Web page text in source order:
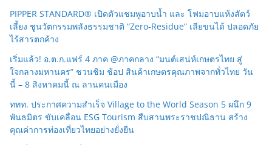
PIPPER STANDARD® เปิดตัวแชมพูอาบน้ำ และ โฟมอาบแห้งสัตว์
เลี้ยง ชูนวัตกรรมพลังธรรมชาติ “Zero-Residue” เลียขนได้ ปลอดภัย
ไร้สารตกค้าง
เริ่มแล้ว! อ.ต.ก.แฟร์ 4 ภาค @ภาคกลาง “มนต์เสน่ห์เกษตรไทย สู่
ใจกลางมหานคร” ชวนชิม ช้อป สินค้าเกษตรคุณภาพจากทั่วไทย วัน
นี้ – 8 สิงหาคมนี้ ณ ลานคนเมือง
ททท. ประกาศความสำเร็จ Village to the World Season 5 ผนึก 9
พันธมิตร ขับเคลื่อน ESG Tourism สืบสานพระราชปณิธาน สร้าง
คุณค่าการท่องเที่ยวไทยอย่างยั่งยืน